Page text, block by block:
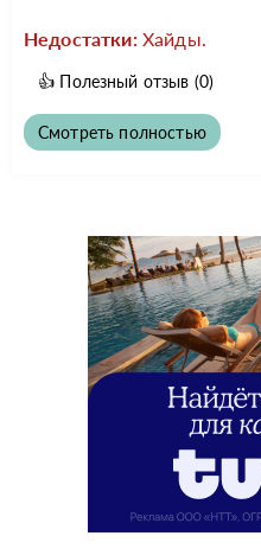
Недостатки: Хайды.
👍 Полезный отзыв (0)
Смотреть полностью